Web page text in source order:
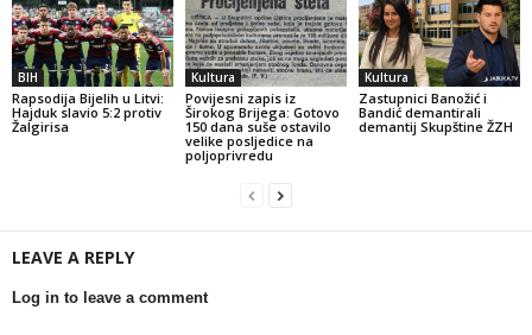
BIH
Rapsodija Bijelih u Litvi:
Hajduk slavio 5:2 protiv
Žalgirisa
Kultura
Povijesni zapis iz
Širokog Brijega: Gotovo
150 dana suše ostavilo
velike posljedice na
poljoprivredu
Kultura
Zastupnici Banožić i
Bandić demantirali
demantij Skupštine ŽZH
LEAVE A REPLY
Log in to leave a comment